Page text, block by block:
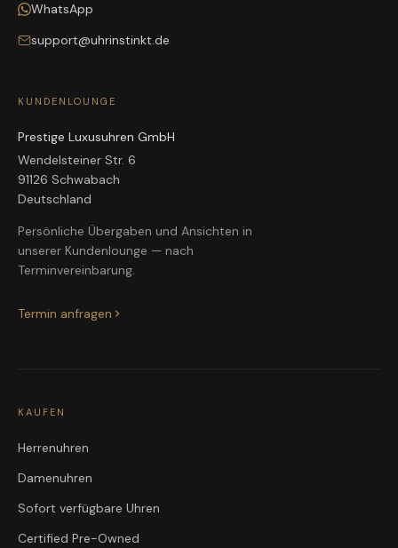
WhatsApp
support@uhrinstinkt.de
KUNDENLOUNGE
Prestige Luxusuhren GmbH
Wendelsteiner Str. 6
91126 Schwabach
Deutschland
Persönliche Übergaben und Ansichten in
unserer Kundenlounge — nach
Terminvereinbarung.
Termin anfragen
KAUFEN
Herrenuhren
Damenuhren
Sofort verfügbare Uhren
Certified Pre-Owned